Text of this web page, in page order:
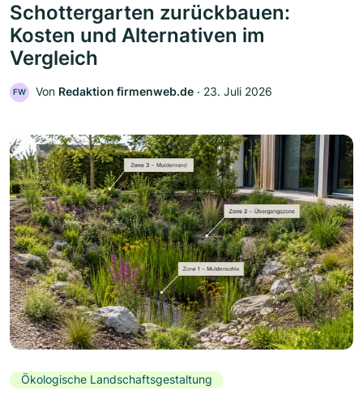
Schottergarten zurückbauen:
Kosten und Alternativen im
Vergleich
FW Von Redaktion firmenweb.de ‧ 23. Juli 2026
Ökologische Landschaftsgestaltung